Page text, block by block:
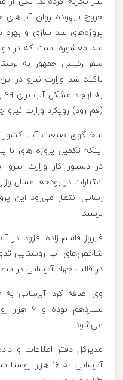
خروج بیهوده روان
پروژه‌های سد سازی و بهره
سد معشوره است که در
سفر رئیس جمهور به
تاکید شد وزارت نیرو در
(قم رود) رویکرد وزارت
سخنگوی صنعت آب کشور
اینکه تکمیل پروژه های
در دستور کار وزارت
اعتبارات در بودجه امسال
رسانی انتظار می‌رود این
برسند.
فیروز قاسم زاده افزود: در
شاخص‌های آب روستایی
در قالب جهاد آبرسانی در
سیزدهم
می‌شود.
مدیرکل دفتر اطلاعات و
آبرسانی به ۱۶